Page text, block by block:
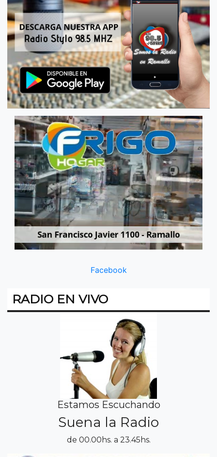
Facebook
RADIO EN VIVO
Estamos Escuchando
Suena la Radio
de 00.00hs. a 23.45hs.